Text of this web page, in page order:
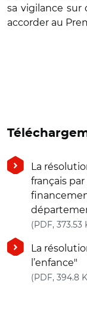
sa vigilance
accorder au
La
français
(PDF, 373.53
La
l’enfance"
(PDF, 394.8